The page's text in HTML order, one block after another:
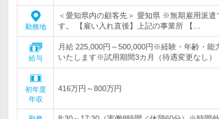
勤務地
＜愛知県内の顧客先＞ 愛知県 ※無期雇用派遣
す。 【雇い入れ直後】上記の事業所 【…
給与
月給 225,000円～500,000円※経験・年齢・能
いたします※試用期間3カ月（待遇変更なし）
初年度
年収
416万円～800万円